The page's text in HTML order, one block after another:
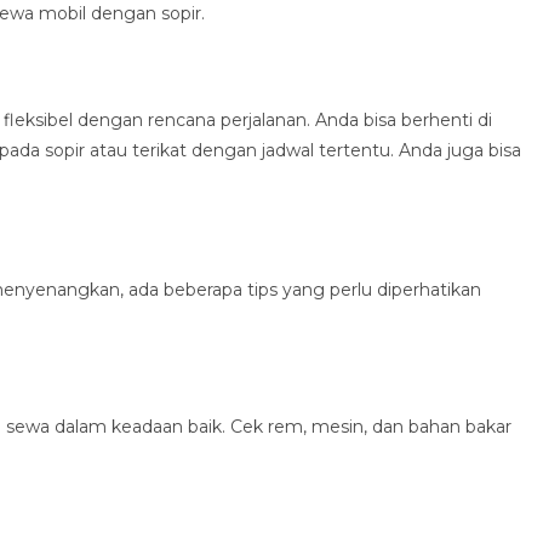
mobil dengan sopir.
dengan rencana perjalanan. Anda bisa berhenti di
sopir atau terikat dengan jadwal tertentu. Anda juga bisa
ada beberapa tips yang perlu diperhatikan
dalam keadaan baik. Cek rem, mesin, dan bahan bakar